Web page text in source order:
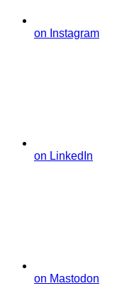
on Instagram
on LinkedIn
on Mastodon